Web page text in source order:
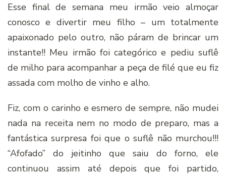
Esse final de semana meu irmão veio almoçar
conosco e divertir meu filho – um totalmente
apaixonado pelo outro, não páram de brincar um
instante!! Meu irmão foi categórico e pediu suflê
de milho para acompanhar a peça de filé que eu fiz
assada com molho de vinho e alho.
Fiz, com o carinho e esmero de sempre, não mudei
nada na receita nem no modo de preparo, mas a
fantástica surpresa foi que o suflê não murchou!!!
“Afofado” do jeitinho que saiu do forno, ele
continuou assim até depois que foi partido,